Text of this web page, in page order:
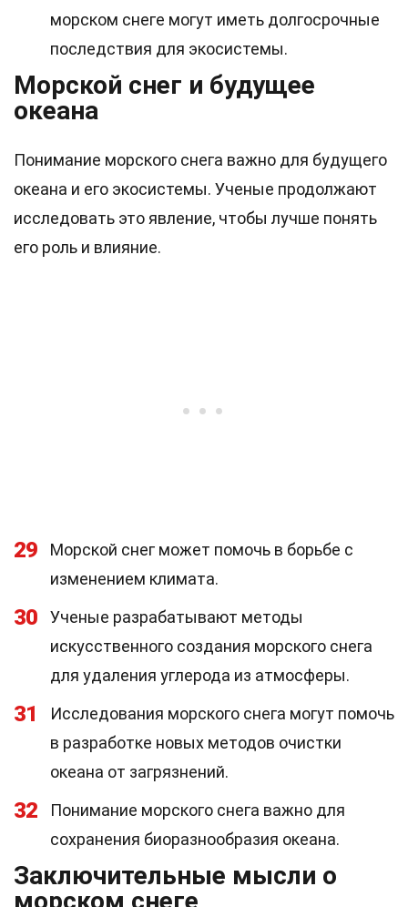
морском снеге могут иметь долгосрочные
последствия для экосистемы.
Морской снег и будущее
океана
Понимание морского снега важно для будущего
океана и его экосистемы. Ученые продолжают
исследовать это явление, чтобы лучше понять
его роль и влияние.
29
Морской снег может помочь в борьбе с
изменением климата.
30
Ученые разрабатывают методы
искусственного создания морского снега
для удаления углерода из атмосферы.
31
Исследования морского снега могут помочь
в разработке новых методов очистки
океана от загрязнений.
32
Понимание морского снега важно для
сохранения биоразнообразия океана.
Заключительные мысли о